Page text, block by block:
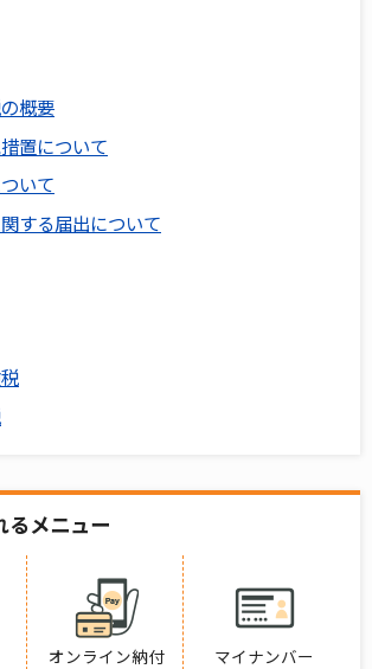
概要
置について
いて
する届出について
るメニュー
オンライン納付 マイナンバー